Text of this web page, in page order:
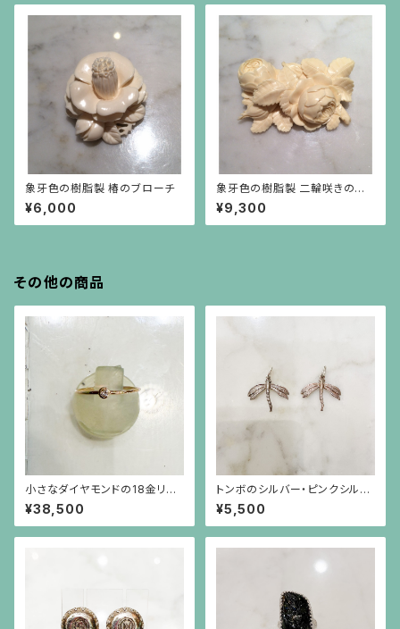
象牙色の樹脂製 椿のブローチ
¥6,000
象牙色の樹脂製 二輪咲きの薔
薇(大)
¥9,300
その他の商品
小さなダイヤモンドの18金リン
グ
¥38,500
トンボのシルバー・ピンクシルバ
ーチャーム
¥5,500